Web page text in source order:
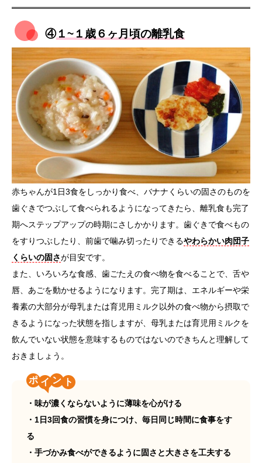
④１~１歳６ヶ月頃の離乳食
赤ちゃんが1日3食をしっかり食べ、バナナくらいの固さのものを
歯ぐきでつぶして食べられるようになってきたら、離乳食も完了
期へステップアップの時期にさしかかります。歯ぐきで食べもの
をすりつぶしたり、前歯で噛み切ったりできるやわらかい肉団子
くらいの固さが目安です。
また、いろいろな食感、歯ごたえの食べ物を食べることで、舌や
唇、あごを動かせるようになります。完了期は、エネルギーや栄
養素の大部分が母乳または育児用ミルク以外の食べ物から摂取で
きるようになった状態を指しますが、母乳または育児用ミルクを
飲んでいない状態を意味するものではないのできちんと理解して
おきましょう。
ポ ン
・味が濃くならないように薄味を心がける
・1日3回食の習慣を身につけ、毎日同じ時間に食事をす
る
・手づかみ食べができるように固さと大きさを工夫する